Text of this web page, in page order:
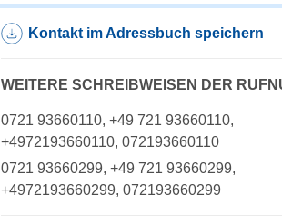
Kontakt im Adressbuch speichern
WEITERE SCHREIBWEISEN DER
0721 93660110, +49 721 93660110,
+4972193660110, 072193660110
0721 93660299, +49 721 93660299,
+4972193660299, 072193660299